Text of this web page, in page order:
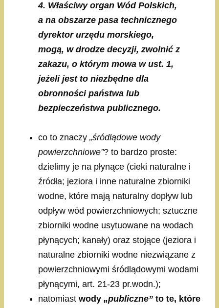
4. Właściwy organ Wód Polskich,
a na obszarze pasa technicznego
dyrektor urzędu morskiego,
mogą, w drodze decyzji, zwolnić z
zakazu, o którym mowa w ust. 1,
jeżeli jest to niezbędne dla
obronności państwa lub
bezpieczeństwa publicznego.
co to znaczy „śródlądowe wody
powierzchniowe”? to bardzo proste:
dzielimy je na płynące (cieki naturalne i
źródła; jeziora i inne naturalne zbiorniki
wodne, które mają naturalny dopływ lub
odpływ wód powierzchniowych; sztuczne
zbiorniki wodne usytuowane na wodach
płynących; kanały) oraz stojące (jeziora i
naturalne zbiorniki wodne niezwiązane z
powierzchniowymi śródlądowymi wodami
płynącymi, art. 21-23 pr.wodn.);
natomiast wody „publiczne” to te, które